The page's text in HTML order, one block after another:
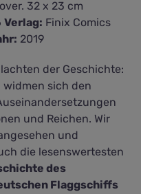
32 x 23 cm
Verlag: Finix Comics
2019
der Geschichte:
widmen sich den
und Reichen. Wir
und
die lesenswertesten
des
Flaggschiffs